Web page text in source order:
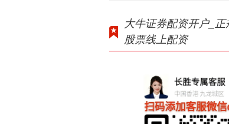
大牛证券配资开户_正
股票线上配资